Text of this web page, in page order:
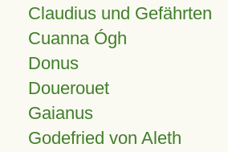
Claudius und Gefährten
Cuanna Ógh
Donus
Douerouet
Gaianus
Godefried von Aleth